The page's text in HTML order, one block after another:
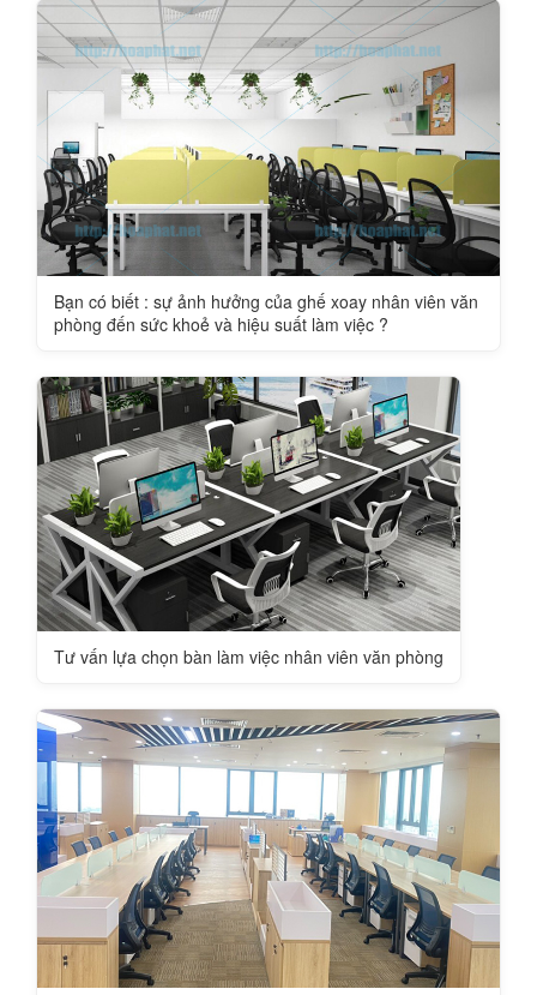
Bạn có biết : sự ảnh hưởng của ghế xoay nhân viên văn
phòng đến sức khoẻ và hiệu suất làm việc ?
Tư vấn lựa chọn bàn làm việc nhân viên văn phòng